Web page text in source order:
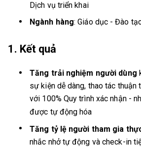
Dịch vụ triển khai
Ngành hàng: Giáo dục - Đào
1. Kết quả
Tăng trải nghiệm người dùng
sự kiện dễ dàng, thao tác thuận
với 100% Quy trình xác nhận -
được tự động hóa
Tăng tỷ lệ người tham gia
nhắc nhở tự động và check-in